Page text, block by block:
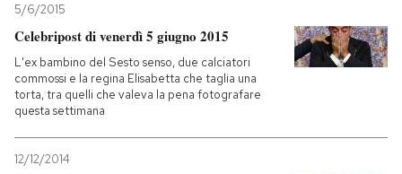
5/6/2015
Celebripost di venerdì 5 giugno 2015
L'ex bambino del Sesto senso, due calciatori
commossi e la regina Elisabetta che taglia una
torta, tra quelli che valeva la pena fotografare
questa settimana
12/12/2014